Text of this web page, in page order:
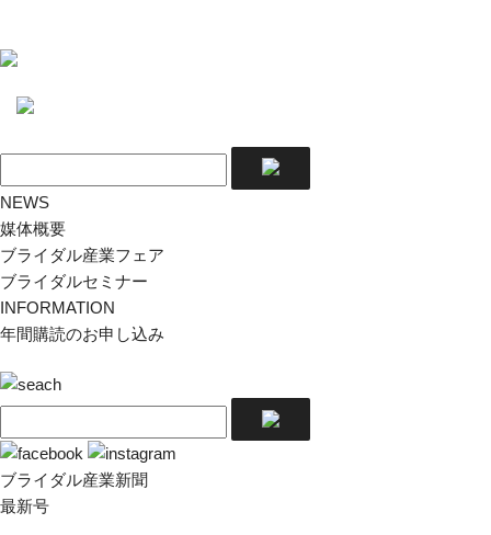
NEWS
媒体概要
ブライダル産業フェア
ブライダルセミナー
INFORMATION
年間購読のお申し込み
ブライダル産業新聞
最新号